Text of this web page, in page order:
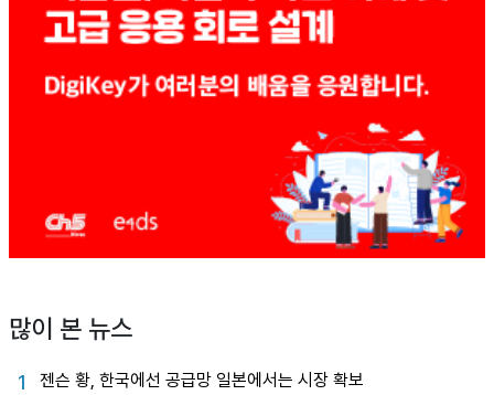
많이 본 뉴스
1 젠슨 황, 한국에선 공급망 일본에서는 시장 확보